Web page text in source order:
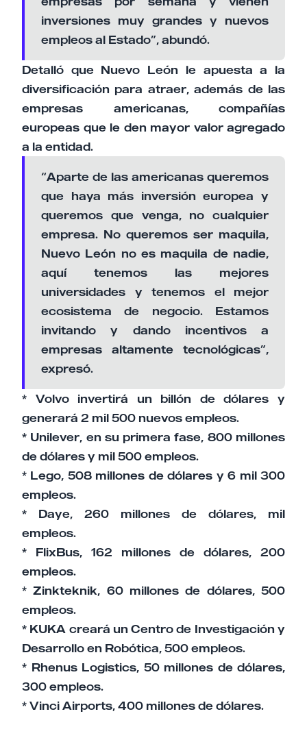
inversiones muy grandes y nuevos
empleos al Estado”, abundó.
Detalló que Nuevo León le apuesta a la
diversificación para atraer, además de las
empresas americanas, compañías
europeas que le den mayor valor agregado
a la entidad.
“Aparte de las americanas queremos
que haya más inversión europea y
queremos que venga, no cualquier
empresa. No queremos ser maquila,
Nuevo León no es maquila de nadie,
aquí tenemos las mejores
universidades y tenemos el mejor
ecosistema de negocio. Estamos
invitando y dando incentivos a
empresas altamente tecnológicas”,
expresó.
* Volvo invertirá un billón de dólares y
generará 2 mil 500 nuevos empleos.
* Unilever, en su primera fase, 800 millones
de dólares y mil 500 empleos.
* Lego, 508 millones de dólares y 6 mil 300
empleos.
* Daye, 260 millones de dólares, mil
empleos.
* FlixBus, 162 millones de dólares, 200
empleos.
* Zinkteknik, 60 millones de dólares, 500
empleos.
* KUKA creará un Centro de Investigación y
Desarrollo en Robótica, 500 empleos.
* Rhenus Logistics, 50 millones de dólares,
300 empleos.
* Vinci Airports, 400 millones de dólares.